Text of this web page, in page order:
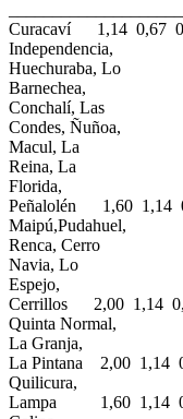
Curacaví 1,14 0,67
Independencia,
Huechuraba, Lo
Barnechea,
Conchalí, Las
Condes, Ñuñoa,
Macul, La
Reina, La
Florida,
Peñalolén 1,60 1,14
Maipú,Pudahuel,
Renca, Cerro
Navia, Lo
Espejo,
Cerrillos 2,00 1,14
Quinta Normal,
La Granja,
La Pintana 2,00 1,14
Quilicura,
Lampa 1,60 1,14